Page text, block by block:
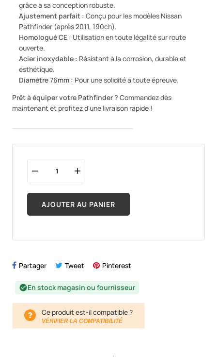
grâce à sa conception robuste.
Ajustement parfait : Conçu pour les modèles Nissan
Pathfinder (après 2011, 190ch).
Homologué CE : Utilisation en toute légalité sur route
ouverte.
Acier inoxydable : Résistant à la corrosion, durable et
esthétique.
Diamètre 76mm : Pour une solidité à toute épreuve.
Prêt à équiper votre Pathfinder ? Commandez dès
maintenant et profitez d'une livraison rapide !
AJOUTER AU PANIER
Partager Tweet Pinterest
check_circleEn stock magasin ou fournisseur
Ce produit est-il compatible ?
VÉRIFIER LA COMPATIBILITÉ